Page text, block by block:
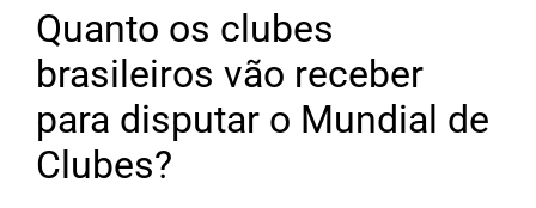
Quanto os clubes
brasileiros vão receber
para disputar o Mundial de
Clubes?